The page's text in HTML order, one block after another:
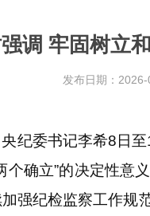
调 牢固树立
发布日期：
委书记李希8日至
个确立”的决定性意
强纪检监察工作规